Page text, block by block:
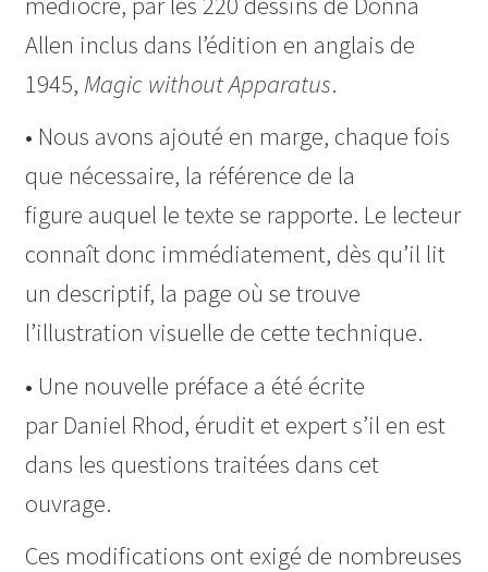
Allen inclus dans l’édition en anglais de
1945, Magic without Apparatus.
• Nous avons ajouté en marge, chaque fois
que nécessaire, la référence de la
figure auquel le texte se rapporte. Le lecteur
connaît donc immédiatement, dès qu’il lit
un descriptif, la page où se trouve
l’illustration visuelle de cette technique.
• Une nouvelle préface a été écrite
par Daniel Rhod, érudit et expert s’il en est
dans les questions traitées dans cet
ouvrage.
Ces modifications ont exigé de nombreuses